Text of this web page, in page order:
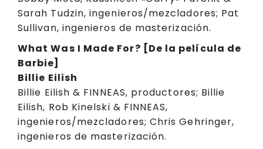
Sarah Tudzin, ingenieros/mezcladores; Pat
Sullivan, ingenieros de masterización.
What Was I Made For? [De la película de
Barbie]
Billie Eilish
Billie Eilish & FINNEAS, productores; Billie
Eilish, Rob Kinelski & FINNEAS,
ingenieros/mezcladores; Chris Gehringer,
ingenieros de masterización.